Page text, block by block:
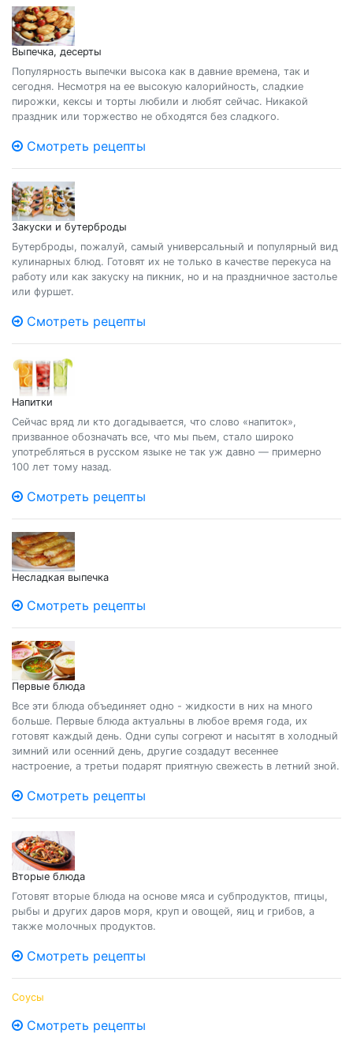
Выпечка, десерты
Популярность выпечки высока как в давние времена, так и
сегодня. Несмотря на ее высокую калорийность, сладкие
пирожки, кексы и торты любили и любят сейчас. Никакой
праздник или торжество не обходятся без сладкого.
Смотреть рецепты
Закуски и бутерброды
Бутерброды, пожалуй, самый универсальный и популярный вид
кулинарных блюд. Готовят их не только в качестве перекуса на
работу или как закуску на пикник, но и на праздничное застолье
или фуршет.
Смотреть рецепты
Напитки
Сейчас вряд ли кто догадывается, что слово «напиток»,
призванное обозначать все, что мы пьем, стало широко
употребляться в русском языке не так уж давно — примерно
100 лет тому назад.
Смотреть рецепты
Несладкая выпечка
Смотреть рецепты
Первые блюда
Все эти блюда объединяет одно - жидкости в них на много
больше. Первые блюда актуальны в любое время года, их
готовят каждый день. Одни супы согреют и насытят в холодный
зимний или осенний день, другие создадут весеннее
настроение, а третьи подарят приятную свежесть в летний зной.
Смотреть рецепты
Вторые блюда
Готовят вторые блюда на основе мяса и субпродуктов, птицы,
рыбы и других даров моря, круп и овощей, яиц и грибов, а
также молочных продуктов.
Смотреть рецепты
Соусы
Смотреть рецепты